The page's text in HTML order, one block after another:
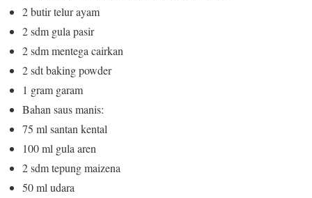
2 butir telur ayam
2 sdm gula pasir
2 sdm mentega cairkan
2 sdt baking powder
1 gram garam
Bahan saus manis:
75 ml santan kental
100 ml gula aren
2 sdm tepung maizena
50 ml udara